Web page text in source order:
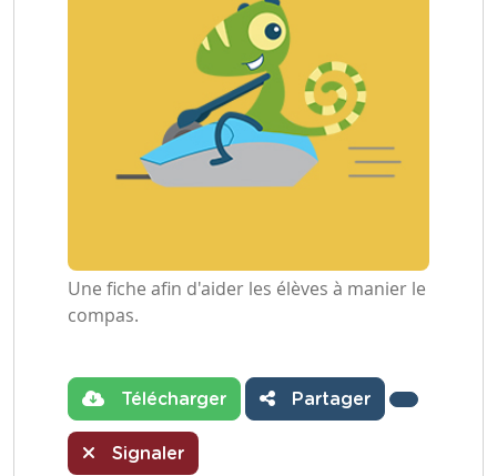
Une fiche afin d'aider les élèves à manier le
compas.
Télécharger Partager
Signaler